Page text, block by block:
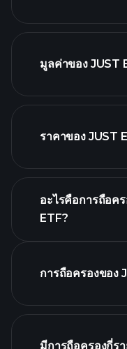
มูลค่าของ JUST
ราคาของ JUST
อะไรคือการถือค
ETF?
holdings
การถือครองของ
มีการถือครองกี่ร